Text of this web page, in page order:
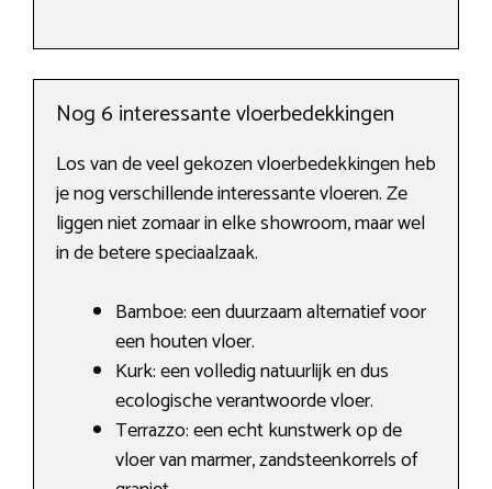
Nog 6 interessante vloerbedekkingen
Los van de veel gekozen vloerbedekkingen heb
je nog verschillende interessante vloeren. Ze
liggen niet zomaar in elke showroom, maar wel
in de betere speciaalzaak.
Bamboe: een duurzaam alternatief voor
een houten vloer.
Kurk: een volledig natuurlijk en dus
ecologische verantwoorde vloer.
Terrazzo: een echt kunstwerk op de
vloer van marmer, zandsteenkorrels of